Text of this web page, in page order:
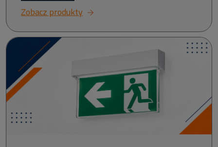
Zobacz produkty